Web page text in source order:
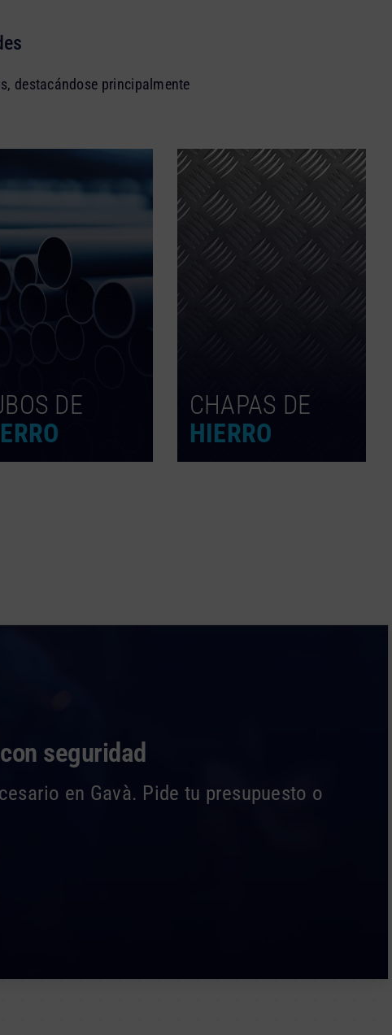
destacándose principalmente
DE
CHAPAS DE
HIERRO
seguridad
en Gavà. Pide tu presupuesto o